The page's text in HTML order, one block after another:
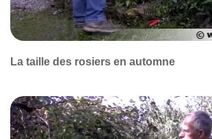
La taille des rosiers en automne